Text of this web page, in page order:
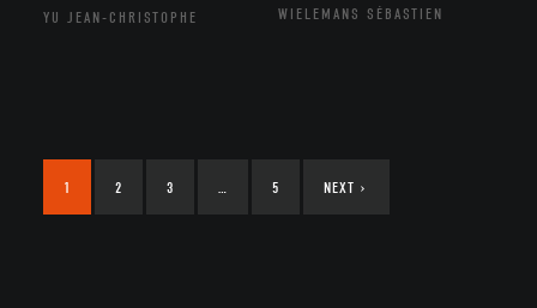
YU JEAN-CHRISTOPHE WIELEMANS SÉBASTIEN
1 2 3 5 NEXT ›